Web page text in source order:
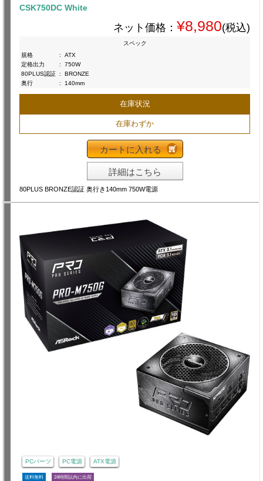
CSK750DC White
ネット価格： ¥8,980(税込)
スペック
規格
:
ATX
定格出力
:
750W
80PLUS認証 :
BRONZE
奥行
: 140mm
在庫状況
在庫わずか
カートに入れる
詳細はこちら
80PLUS BRONZE認証 奥行き140mm 750W電源
PCパーツ PC電源 ATX電源
送料無料 24時間以内に出荷